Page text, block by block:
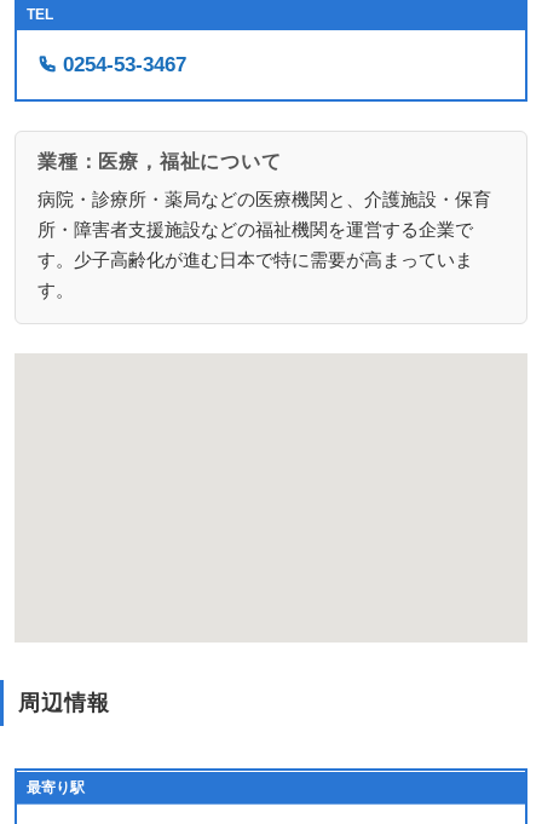
TEL
0254-53-3467
業種：医療，福祉について
病院・診療所・薬局などの医療機関と、介護施設・保育
所・障害者支援施設などの福祉機関を運営する企業で
す。少子高齢化が進む日本で特に需要が高まっていま
す。
周辺情報
最寄り駅